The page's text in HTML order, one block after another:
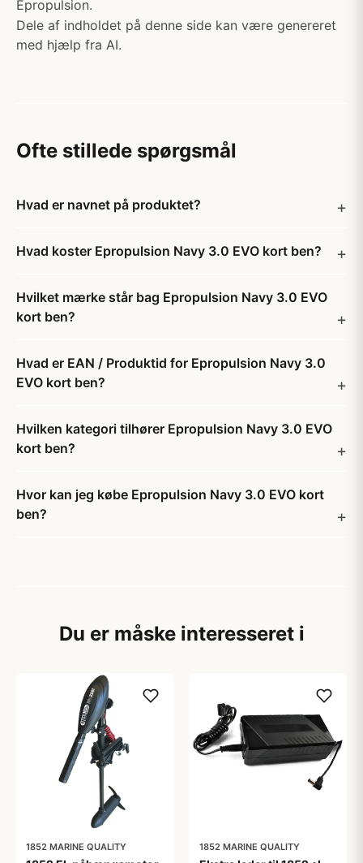
Epropulsion.
Dele af indholdet på denne side kan være genereret
med hjælp fra AI.
Ofte stillede spørgsmål
Hvad er navnet på produktet?
Hvad koster Epropulsion Navy 3.0 EVO kort ben?
Hvilket mærke står bag Epropulsion Navy 3.0 EVO
kort ben?
Hvad er EAN / Produktid for Epropulsion Navy 3.0
EVO kort ben?
Hvilken kategori tilhører Epropulsion Navy 3.0 EVO
kort ben?
Hvor kan jeg købe Epropulsion Navy 3.0 EVO kort
ben?
Du er måske interesseret i
1852 MARINE QUALITY 1852 MARINE QUALITY